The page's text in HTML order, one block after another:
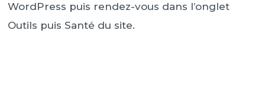
WordPress puis rendez-vous dans l’onglet
Outils puis Santé du site.